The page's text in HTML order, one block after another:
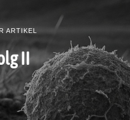
ARTIKEL
II